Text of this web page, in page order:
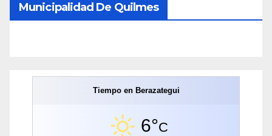
Municipalidad De Quilmes
Tiempo en Berazategui
6°C